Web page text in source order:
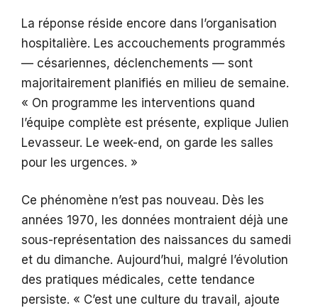
La réponse réside encore dans l’organisation
hospitalière. Les accouchements programmés
— césariennes, déclenchements — sont
majoritairement planifiés en milieu de semaine.
« On programme les interventions quand
l’équipe complète est présente, explique Julien
Levasseur. Le week-end, on garde les salles
pour les urgences. »
Ce phénomène n’est pas nouveau. Dès les
années 1970, les données montraient déjà une
sous-représentation des naissances du samedi
et du dimanche. Aujourd’hui, malgré l’évolution
des pratiques médicales, cette tendance
persiste. « C’est une culture du travail, ajoute